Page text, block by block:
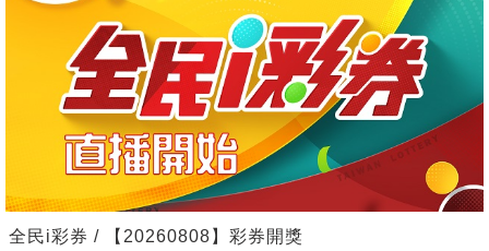
全民i彩券 / 【20260808】彩券開獎